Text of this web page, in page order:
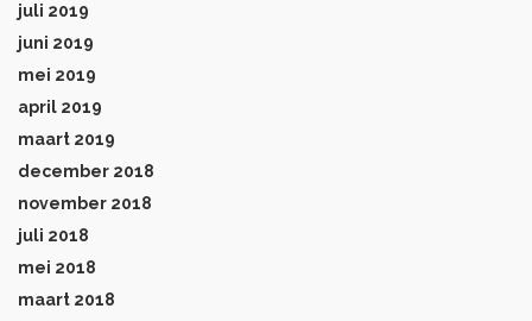
juli 2019
juni 2019
mei 2019
april 2019
maart 2019
december 2018
november 2018
juli 2018
mei 2018
maart 2018